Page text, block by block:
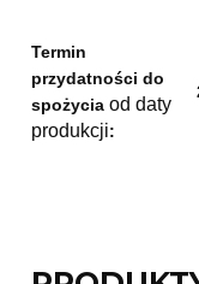
Termin
przydatności do
spożycia od daty
produkcji: